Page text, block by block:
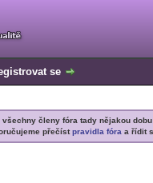
se
všechny členy fóra tady nějakou
přečístpravidla fóra a řídit